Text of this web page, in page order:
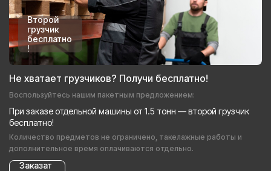
Второй
грузчик
бесплатно
!
Не хватает грузчиков? Получи бесплатно!
Воспользуйтесь нашим пакетным предложением:
При заказе отдельной машины от 1.5 тонн — второй грузчик
бесплатно!
Количество предметов не ограничено, такелажные работы и
дополнительное время оплачиваются отдельно.
Заказат